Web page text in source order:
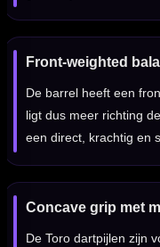
Front-weighted
De barrel heeft een
ligt dus meer richting
een direct, krachtig en
Concave grip met
De Toro dartpijlen zijn